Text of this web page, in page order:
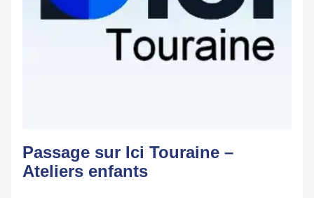
Passage sur Ici Touraine –
Ateliers enfants